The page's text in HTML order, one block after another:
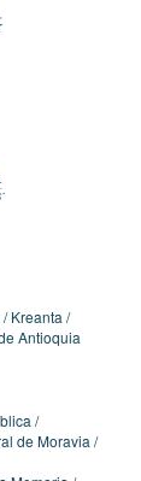
Kreanta
Antioquia
de Moravia